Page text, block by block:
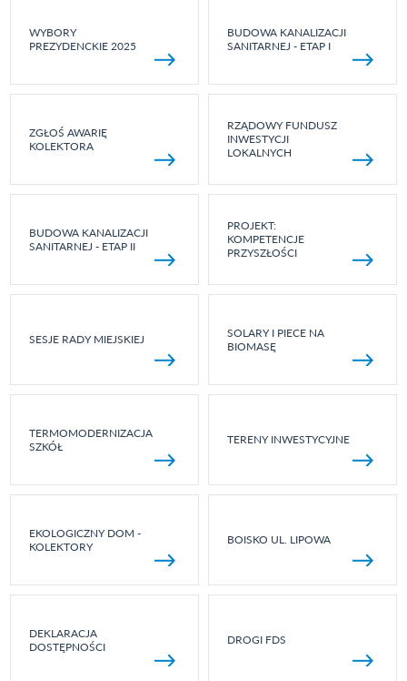
WYBORY
PREZYDENCKIE 2025
BUDOWA KANALIZACJI
SANITARNEJ - ETAP I
ZGŁOŚ AWARIĘ
KOLEKTORA
RZĄDOWY FUNDUSZ
INWESTYCJI
LOKALNYCH
BUDOWA KANALIZACJI
SANITARNEJ - ETAP II
PROJEKT:
KOMPETENCJE
PRZYSZŁOŚCI
SESJE RADY MIEJSKIEJ
SOLARY I PIECE NA
BIOMASĘ
TERMOMODERNIZACJA
SZKÓŁ
TERENY INWESTYCYJNE
EKOLOGICZNY DOM -
KOLEKTORY
BOISKO UL. LIPOWA
DEKLARACJA
DOSTĘPNOŚCI
DROGI FDS